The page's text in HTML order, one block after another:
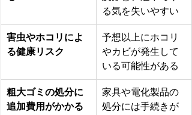
る気を失いやすい
害虫やホコリによ
る健康リスク
予想以上にホコリ
やカビが発生して
いる可能性がある
粗大ゴミの処分に
追加費用がかかる
家具や電化製品の
処分には手続きが